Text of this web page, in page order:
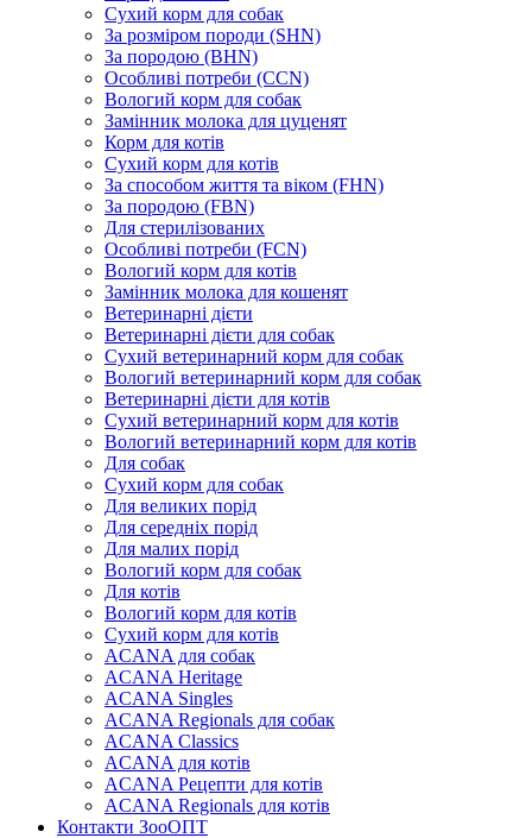
Сухий корм для собак
За розміром породи (SHN)
За породою (BHN)
Особливі потреби (CCN)
Вологий корм для собак
Замінник молока для цуценят
Корм для котів
Сухий корм для котів
За способом життя та віком (FHN)
За породою (FBN)
Для стерилізованих
Особливі потреби (FCN)
Вологий корм для котів
Замінник молока для кошенят
Ветеринарні дієти
Ветеринарні дієти для собак
Сухий ветеринарний корм для собак
Вологий ветеринарний корм для собак
Ветеринарні дієти для котів
Сухий ветеринарний корм для котів
Вологий ветеринарний корм для котів
Для собак
Сухий корм для собак
Для великих порід
Для середніх порід
Для малих порід
Вологий корм для собак
Для котів
Вологий корм для котів
Сухий корм для котів
ACANA для собак
ACANA Heritage
ACANA Singles
ACANA Regionals для собак
ACANA Classics
ACANA для котів
ACANA Рецепти для котів
ACANA Regionals для котів
Контакти ЗооОПТ